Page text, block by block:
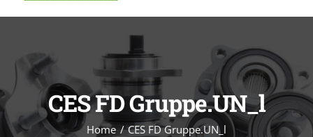
CES FD Gruppe.UN_l
Home CES FD Gruppe.UN_l